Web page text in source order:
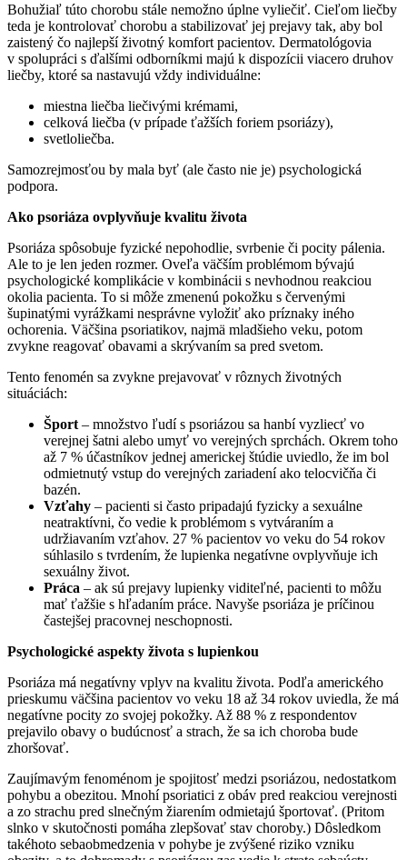
Bohužiaľ túto chorobu stále nemožno úplne vyliečiť. Cieľom liečby
teda je kontrolovať chorobu a stabilizovať jej prejavy tak, aby bol
zaistený čo najlepší životný komfort pacientov. Dermatológovia
v spolupráci s ďalšími odborníkmi majú k dispozícii viacero druhov
liečby, ktoré sa nastavujú vždy individuálne:
miestna liečba liečivými krémami,
celková liečba (v prípade ťažších foriem psoriázy),
svetloliečba.
Samozrejmosťou by mala byť (ale často nie je) psychologická
podpora.
Ako psoriáza ovplyvňuje kvalitu života
Psoriáza spôsobuje fyzické nepohodlie, svrbenie či pocity pálenia.
Ale to je len jeden rozmer. Oveľa väčším problémom bývajú
psychologické komplikácie v kombinácii s nevhodnou reakciou
okolia pacienta. To si môže zmenenú pokožku s červenými
šupinatými vyrážkami nesprávne vyložiť ako príznaky iného
ochorenia. Väčšina psoriatikov, najmä mladšieho veku, potom
zvykne reagovať obavami a skrývaním sa pred svetom.
Tento fenomén sa zvykne prejavovať v rôznych životných
situáciách:
Šport – množstvo ľudí s psoriázou sa hanbí vyzliecť vo
verejnej šatni alebo umyť vo verejných sprchách. Okrem toho
až 7 % účastníkov jednej americkej štúdie uviedlo, že im bol
odmietnutý vstup do verejných zariadení ako telocvičňa či
bazén.
Vzťahy – pacienti si často pripadajú fyzicky a sexuálne
neatraktívni, čo vedie k problémom s vytváraním a
udržiavaním vzťahov. 27 % pacientov vo veku do 54 rokov
súhlasilo s tvrdením, že lupienka negatívne ovplyvňuje ich
sexuálny život.
Práca – ak sú prejavy lupienky viditeľné, pacienti to môžu
mať ťažšie s hľadaním práce. Navyše psoriáza je príčinou
častejšej pracovnej neschopnosti.
Psychologické aspekty života s lupienkou
Psoriáza má negatívny vplyv na kvalitu života. Podľa amerického
prieskumu väčšina pacientov vo veku 18 až 34 rokov uviedla, že má
negatívne pocity zo svojej pokožky. Až 88 % z respondentov
prejavilo obavy o budúcnosť a strach, že sa ich choroba bude
zhoršovať.
Zaujímavým fenoménom je spojitosť medzi psoriázou, nedostatkom
pohybu a obezitou. Mnohí psoriatici z obáv pred reakciou verejnosti
a zo strachu pred slnečným žiarením odmietajú športovať. (Pritom
slnko v skutočnosti pomáha zlepšovať stav choroby.) Dôsledkom
takéhoto sebaobmedzenia v pohybe je zvýšené riziko vzniku